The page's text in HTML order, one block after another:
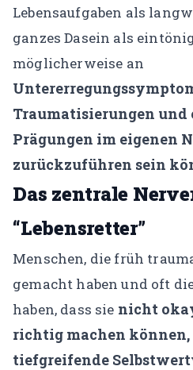
Lebensaufgaben als
ganzes Dasein als
möglicherweise an
Traumatisierungen und
Prägungen im eigenen
zurückzuführen sein
Das zentrale
“Lebensretter”
Menschen, die früh
gemacht haben und oft
haben, dass sie nicht
richtig machen
tiefgreifende